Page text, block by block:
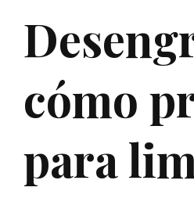
cómo
para